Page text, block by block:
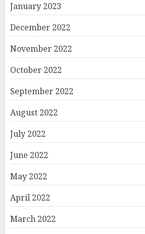
January 2023
December 2022
November 2022
October 2022
September 2022
August 2022
July 2022
June 2022
May 2022
April 2022
March 2022